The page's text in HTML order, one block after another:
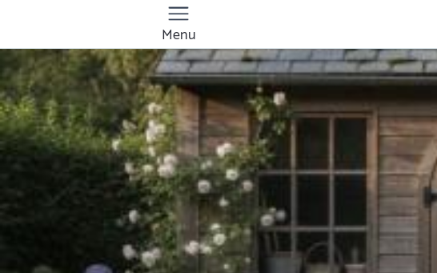
Quanto costa
costruire un
capannone a
Taranto? Prezzi e
tariffe 2026
Menu